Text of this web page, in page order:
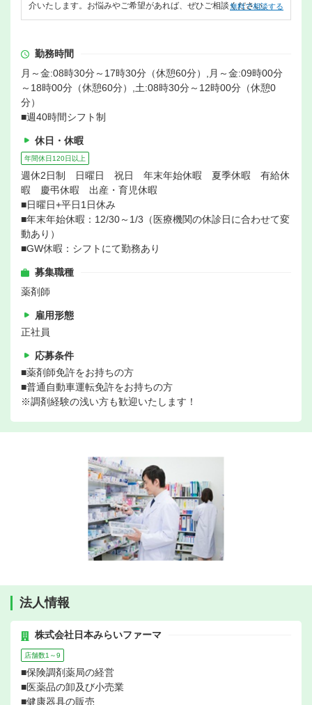
介いたします。お悩みやご希望があれば、ぜひご相談ください。
無料で相談する
勤務時間
月～金:08時30分～17時30分（休憩60分）,月～金:09時00分
～18時00分（休憩60分）,土:08時30分～12時00分（休憩0
分）
■週40時間シフト制
休日・休暇
年間休日120日以上
週休2日制 日曜日 祝日 年末年始休暇 夏季休暇 有給休
暇 慶弔休暇 出産・育児休暇
■日曜日+平日1日休み
■年末年始休暇：12/30～1/3（医療機関の休診日に合わせて変
動あり）
■GW休暇：シフトにて勤務あり
募集職種
薬剤師
雇用形態
正社員
応募条件
■薬剤師免許をお持ちの方
■普通自動車運転免許をお持ちの方
※調剤経験の浅い方も歓迎いたします！
法人情報
株式会社日本みらいファーマ
店舗数1～9
■保険調剤薬局の経営
■医薬品の卸及び小売業
■健康器具の販売